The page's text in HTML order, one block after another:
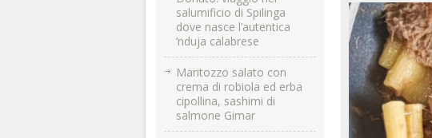
salumificio di Spilinga
dove nasce l’autentica
‘nduja calabrese
Maritozzo salato con
crema di robiola ed erba
cipollina, sashimi di
salmone Gimar